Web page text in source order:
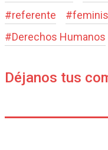
#referente #
#Derechos Humanos
Déjanos tus